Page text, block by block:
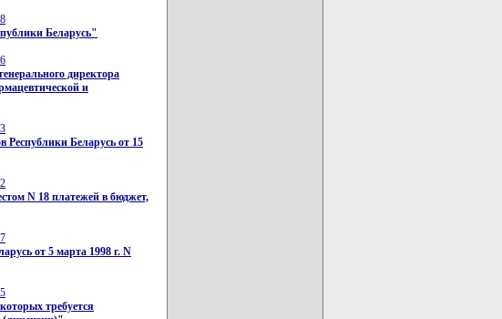
Беларусь"
директора
и
Республики Беларусь от 15
N 18 платежей в бюджет,
от 5 марта 1998 г. N
требуется